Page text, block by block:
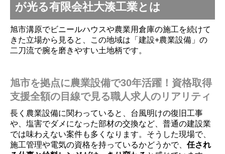
が光る有限会社大湊工業とは
旭市溝原でビニールハウスや農業用倉庫の施工を続けて
きた立場から見ると、この地域は「建設+農業設備」の
二刀流で腕を磨きやすい土地柄です。
旭市を拠点に農業設備で30年活躍！資格取得
支援全額の目線で見る職人求人のリアリティ
長く農業設備に関わっていると、台風明けの復旧工事
や、塩害でダメになった部材の交換など、普通の建設業
では味わえない案件も多くなります。そうした現場で、
施工管理や電気の資格を持っているかどうかで、 任され